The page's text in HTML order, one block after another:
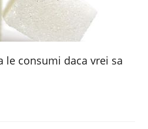
le consumi daca vrei sa